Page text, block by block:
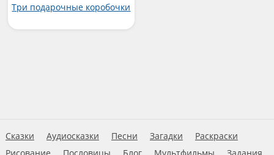
Три подарочные коробочки
Сказки Аудиосказки Песни Загадки
Раскраски